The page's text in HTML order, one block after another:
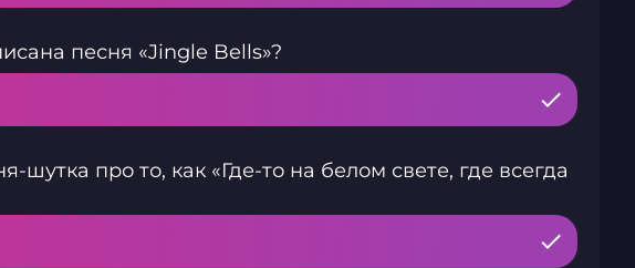
песня «Jingle Bells»?
шутка про то, как «Где-то на белом свете, где всегда